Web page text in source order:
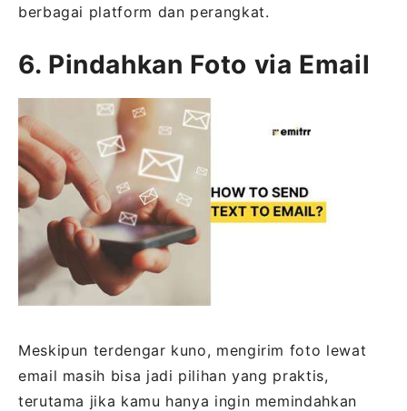
berbagai platform dan perangkat.
6. Pindahkan Foto via Email
Meskipun terdengar kuno, mengirim foto lewat
email masih bisa jadi pilihan yang praktis,
terutama jika kamu hanya ingin memindahkan